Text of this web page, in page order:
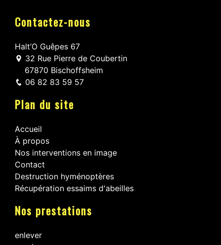
Contactez-nous
Halt’O Guêpes 67
32 Rue Pierre de Coubertin
67870 Bischoffsheim
06 82 83 59 57
Plan du site
Accueil
À propos
Nos interventions en image
Contact
Destruction hyménoptères
Récupération essaims d'abeilles
Nos prestations
enlever